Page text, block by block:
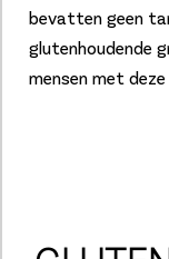
bevatten geen
glutenhoudende
mensen met deze